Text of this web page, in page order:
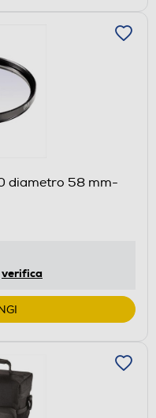
diametro 58 mm-
verifica